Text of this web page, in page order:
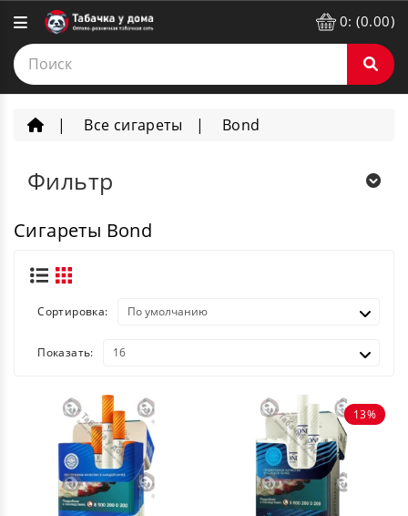
0: (0.00)
Все сигареты Bond
Фильтр
Сигареты Bond
Сортировка:
Показать:
13%